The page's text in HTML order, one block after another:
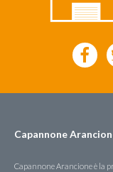
Capannone
Capannone Arancione è la